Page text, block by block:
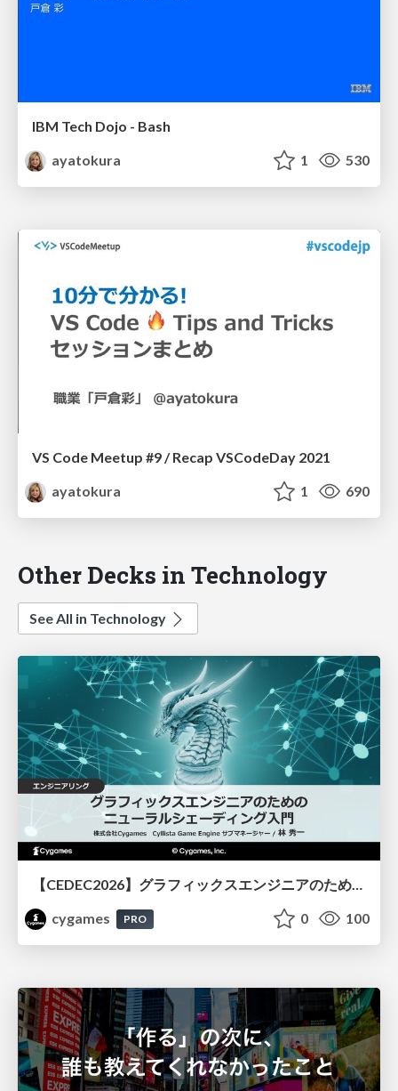
IBM Tech Dojo - Bash
ayatokura
1 530
VS Code Meetup #9 / Recap VSCodeDay 2021
ayatokura
1 690
Other Decks in Technology
See All in Technology
cygames
PRO 0 100